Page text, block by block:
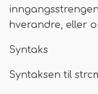
hverandre, eller
Syntaks
Syntaksen til